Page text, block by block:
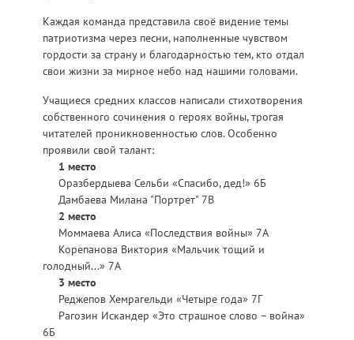
Каждая команда представила своё видение темы
патриотизма через песни, наполненные чувством
гордости за страну и благодарностью тем, кто отдал
свои жизни за мирное небо над нашими головами.
Учащиеся средних классов написали стихотворения
собственного сочинения о героях войны, трогая
читателей проникновенностью слов. Особенно
проявили свой талант:
1 место
Оразбердыева Сельби «Спасибо, дед!» 6Б
Дамбаева Милана "Портрет" 7В
2 место
Моммаева Алиса «Последствия войны» 7А
Корепанова Виктория «Мальчик тощий и
голодный...» 7А
3 место
Реджепов Хемрагельди «Четыре года» 7Г
Рагозин Искандер «Это страшное слово – война»
6Б